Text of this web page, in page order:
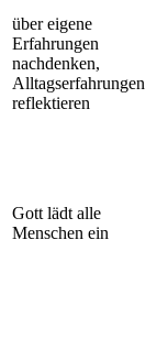
über eigene
Erfahrungen
nachdenken,
Alltagserfahrungen
reflektieren
Gott lädt alle
Menschen ein